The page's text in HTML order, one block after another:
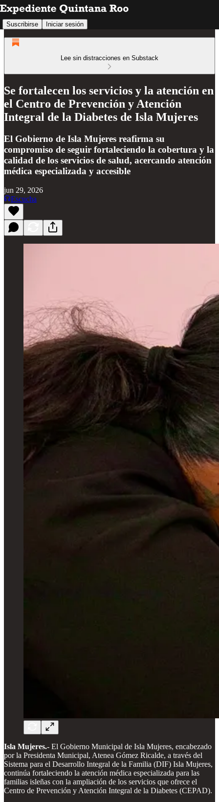
Suscribirse Iniciar sesión
Lee sin distracciones en Substack
Se fortalecen los servicios y la atención en
el Centro de Prevención y Atención
Integral de la Diabetes de Isla Mujeres
El Gobierno de Isla Mujeres reafirma su
compromiso de seguir fortaleciendo la cobertura y la
calidad de los servicios de salud, acercando atención
médica especializada y accesible
jun 29, 2026
Escucha
Isla Mujeres.- El Gobierno Municipal de Isla Mujeres, encabezado
por la Presidenta Municipal, Atenea Gómez Ricalde, a través del
Sistema para el Desarrollo Integral de la Familia (DIF) Isla Mujeres,
continúa fortaleciendo la atención médica especializada para las
familias isleñas con la ampliación de los servicios que ofrece el
Centro de Prevención y Atención Integral de la Diabetes (CEPAD).